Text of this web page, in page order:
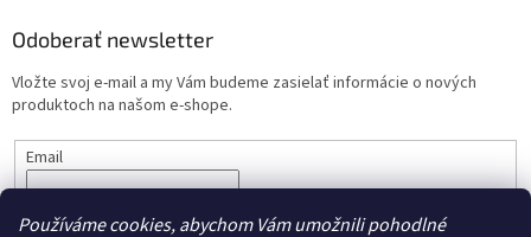
Používáme cookies, abychom Vám umožnili pohodlné
Odoberať newsletter
Vložte svoj e-mail a my Vám budeme zasielať informácie o nových
produktoch na našom e-shope.
Email
údajov.